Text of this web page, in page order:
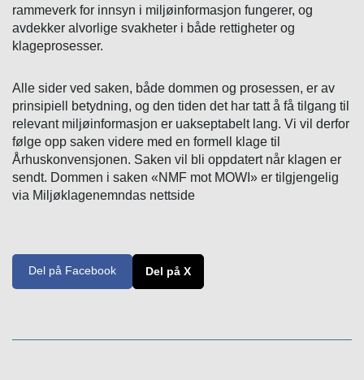
rammeverk for innsyn i miljøinformasjon fungerer, og
avdekker alvorlige svakheter i både rettigheter og
klageprosesser.
Alle sider ved saken, både dommen og prosessen, er av
prinsipiell betydning, og den tiden det har tatt å få tilgang til
relevant miljøinformasjon er uakseptabelt lang. Vi vil derfor
følge opp saken videre med en formell klage til
Århuskonvensjonen. Saken vil bli oppdatert når klagen er
sendt. Dommen i saken «NMF mot MOWI» er tilgjengelig
via Miljøklagenemndas nettside
Del på Facebook Del på X